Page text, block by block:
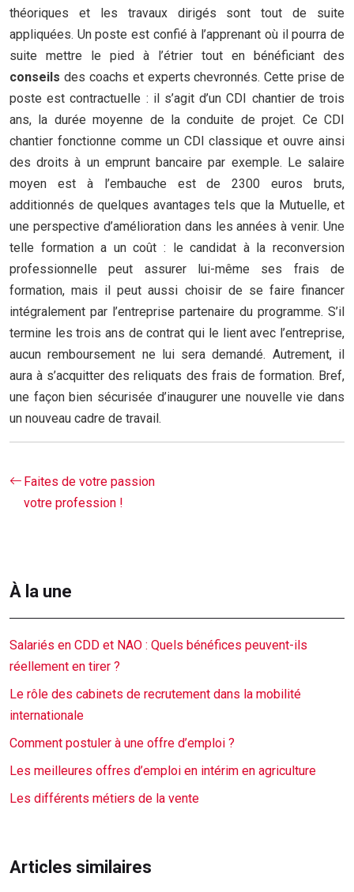
théoriques et les travaux dirigés sont tout de suite
appliquées. Un poste est confié à l’apprenant où il pourra de
suite mettre le pied à l’étrier tout en bénéficiant des
conseils des coachs et experts chevronnés. Cette prise de
poste est contractuelle : il s’agit d’un CDI chantier de trois
ans, la durée moyenne de la conduite de projet. Ce CDI
chantier fonctionne comme un CDI classique et ouvre ainsi
des droits à un emprunt bancaire par exemple. Le salaire
moyen est à l’embauche est de 2300 euros bruts,
additionnés de quelques avantages tels que la Mutuelle, et
une perspective d’amélioration dans les années à venir. Une
telle formation a un coût : le candidat à la reconversion
professionnelle peut assurer lui-même ses frais de
formation, mais il peut aussi choisir de se faire financer
intégralement par l’entreprise partenaire du programme. S’il
termine les trois ans de contrat qui le lient avec l’entreprise,
aucun remboursement ne lui sera demandé. Autrement, il
aura à s’acquitter des reliquats des frais de formation. Bref,
une façon bien sécurisée d’inaugurer une nouvelle vie dans
un nouveau cadre de travail.
Faites de votre passion
votre profession !
À la une
Salariés en CDD et NAO : Quels bénéfices peuvent-ils
réellement en tirer ?
Le rôle des cabinets de recrutement dans la mobilité
internationale
Comment postuler à une offre d’emploi ?
Les meilleures offres d’emploi en intérim en agriculture
Les différents métiers de la vente
Articles similaires